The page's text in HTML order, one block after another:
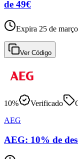
de 49€
Expira 25 de
Ver Código
10% Verificado
AEG
AEG: 10% de